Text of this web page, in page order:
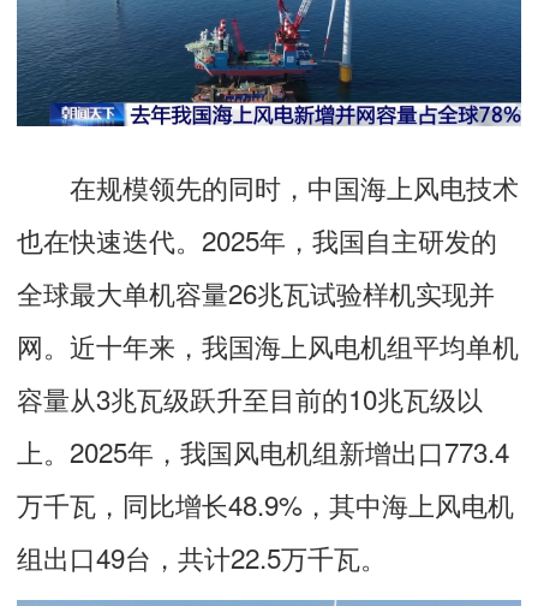
在规模领先的同时，中国海上风电技术
也在快速迭代。2025年，我国自主研发的
全球最大单机容量26兆瓦试验样机实现并
网。近十年来，我国海上风电机组平均单机
容量从3兆瓦级跃升至目前的10兆瓦级以
上。2025年，我国风电机组新增出口773.4
万千瓦，同比增长48.9%，其中海上风电机
组出口49台，共计22.5万千瓦。